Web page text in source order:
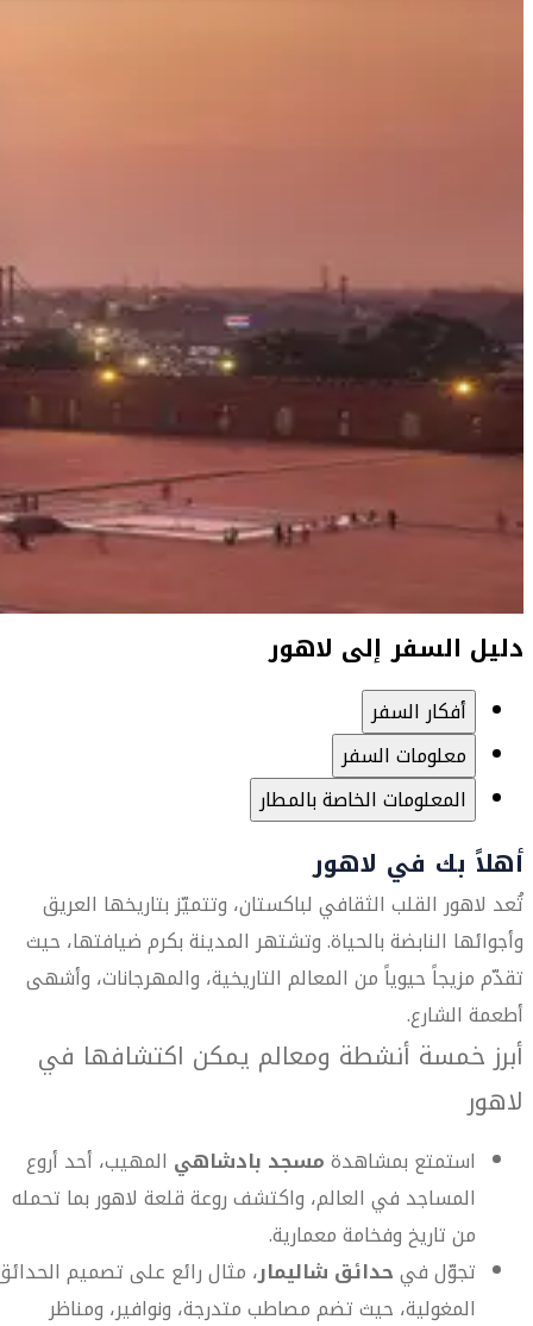
دليل السفر إلى لاهور
أفكار السفر
معلومات السفر
المعلومات الخاصة بالمطار
أهلاً بك في لاهور
تُعد لاهور القلب الثقافي لباكستان، وتتميّز بتاريخها العريق
وأجوائها النابضة بالحياة. وتشتهر المدينة بكرم ضيافتها، حيث
تقدّم مزيجاً حيوياً من المعالم التاريخية، والمهرجانات، وأشهى
أطعمة الشارع.
أبرز خمسة أنشطة ومعالم يمكن اكتشافها في
لاهور
استمتع بمشاهدةمسجد بادشاهي المهيب، أحد أروع
المساجد في العالم، واكتشف روعة قلعة لاهور بما تحمله
من تاريخ وفخامة معمارية.
تجوّل فيحدائق شاليمار، مثال رائع على تصميم
المغولية، حيث تضم مصاطب متدرجة، ونوافير، ومناظر